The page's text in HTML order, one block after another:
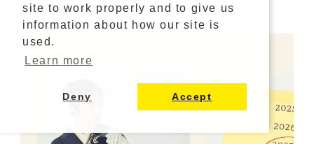
カタログ請求 ご来店予約
site to work properly and to give us
information about how our site is
used.
Learn more
Deny Accept